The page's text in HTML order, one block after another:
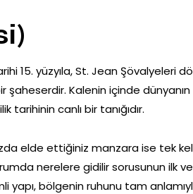
15. yüzyıla, St. Jean Şövalyeleri
şaheserdir. Kalenin içinde
tarihinin canlı bir tanığıdır.
elde ettiğiniz manzara ise tek
nerelere gidilir sorusunun ilk
yapı, bölgenin ruhunu tam